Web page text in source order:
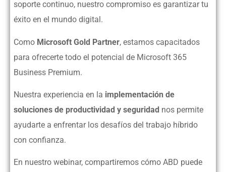
soporte continuo, nuestro compromiso es garantizar tu
éxito en el mundo digital.
Como Microsoft Gold Partner, estamos capacitados
para ofrecerte todo el potencial de Microsoft 365
Business Premium.
Nuestra experiencia en la implementación de
soluciones de productividad y seguridad nos permite
ayudarte a enfrentar los desafíos del trabajo híbrido
con confianza.
En nuestro webinar, compartiremos cómo ABD puede